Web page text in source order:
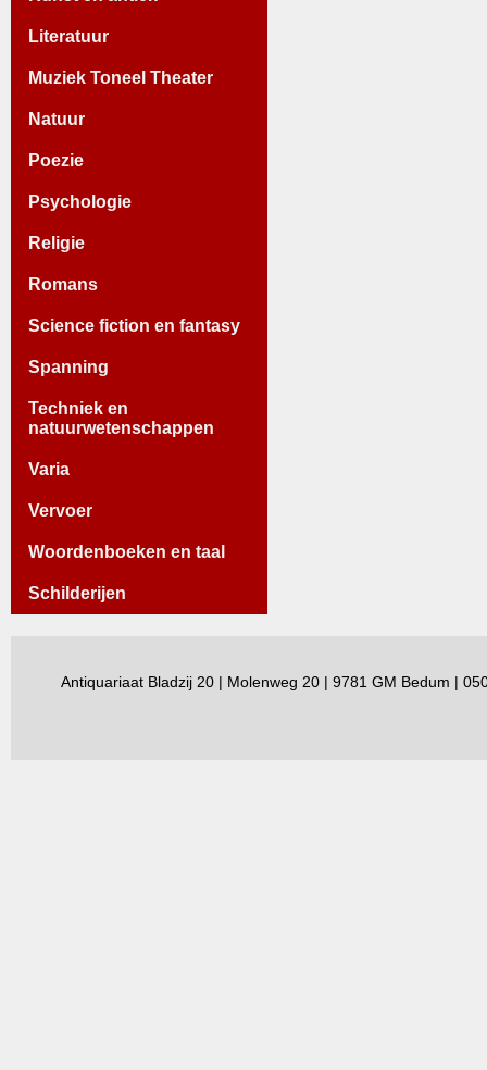
Literatuur
Muziek Toneel Theater
Natuur
Poezie
Psychologie
Religie
Romans
Science fiction en fantasy
Spanning
Techniek en
natuurwetenschappen
Varia
Vervoer
Woordenboeken en taal
Schilderijen
Antiquariaat Bladzij 20 | Molenweg 20 | 9781 GM Bedum |